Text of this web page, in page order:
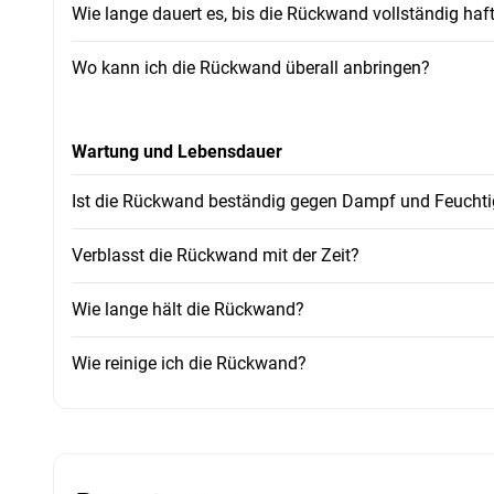
Wie lange dauert es, bis die Rückwand vollständig
Wo kann ich die Rückwand überall anbringen?
Wartung und Lebensdauer
Ist die Rückwand beständig gegen Dampf und
Verblasst die Rückwand mit der Zeit?
Wie lange hält die Rückwand?
Wie reinige ich die Rückwand?